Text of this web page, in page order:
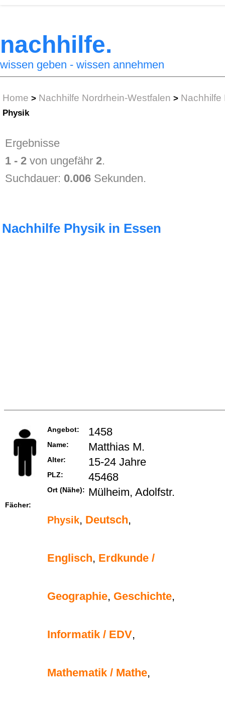
nachhilfe.
wissen geben - wissen annehmen
Home > Nachhilfe Nordrhein-Westfalen > Nachhilfe
Physik
Ergebnisse
1 - 2 von ungefähr2.
Suchdauer: 0.006 Sekunden.
Nachhilfe Physik in Essen
Angebot: 1458
Name: Matthias M.
Alter: 15-24 Jahre
PLZ: 45468
Ort (Nähe): Mülheim, Adolfstr.
Fächer:
Physik, Deutsch,
Englisch, Erdkunde /
Geographie, Geschichte,
Informatik / EDV,
Mathematik / Mathe,